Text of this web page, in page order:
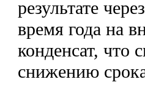
результате
время года на
конденсат, что
снижению